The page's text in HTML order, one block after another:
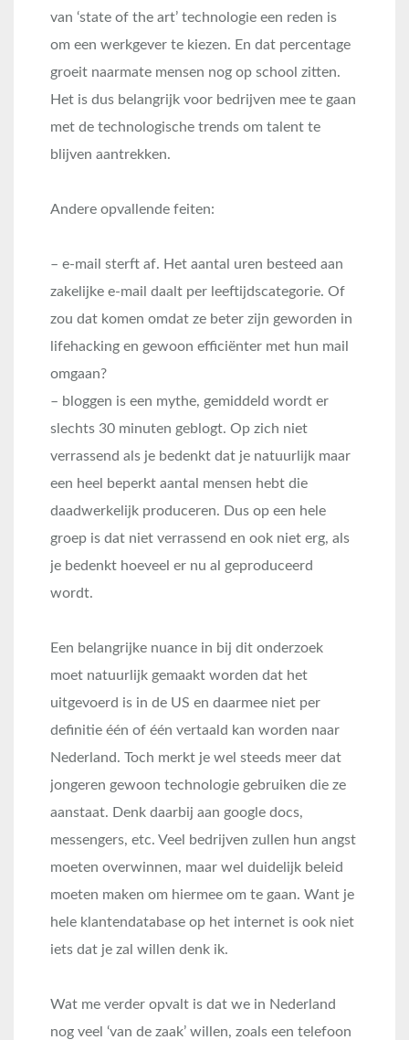
van ‘state of the art’ technologie een reden is
om een werkgever te kiezen. En dat percentage
groeit naarmate mensen nog op school zitten.
Het is dus belangrijk voor bedrijven mee te gaan
met de technologische trends om talent te
blijven aantrekken.
Andere opvallende feiten:
– e-mail sterft af. Het aantal uren besteed aan
zakelijke e-mail daalt per leeftijdscategorie. Of
zou dat komen omdat ze beter zijn geworden in
lifehacking en gewoon efficiënter met hun mail
omgaan?
– bloggen is een mythe, gemiddeld wordt er
slechts 30 minuten geblogt. Op zich niet
verrassend als je bedenkt dat je natuurlijk maar
een heel beperkt aantal mensen hebt die
daadwerkelijk produceren. Dus op een hele
groep is dat niet verrassend en ook niet erg, als
je bedenkt hoeveel er nu al geproduceerd
wordt.
Een belangrijke nuance in bij dit onderzoek
moet natuurlijk gemaakt worden dat het
uitgevoerd is in de US en daarmee niet per
definitie één of één vertaald kan worden naar
Nederland. Toch merkt je wel steeds meer dat
jongeren gewoon technologie gebruiken die ze
aanstaat. Denk daarbij aan google docs,
messengers, etc. Veel bedrijven zullen hun angst
moeten overwinnen, maar wel duidelijk beleid
moeten maken om hiermee om te gaan. Want je
hele klantendatabase op het internet is ook niet
iets dat je zal willen denk ik.
Wat me verder opvalt is dat we in Nederland
nog veel ‘van de zaak’ willen, zoals een telefoon